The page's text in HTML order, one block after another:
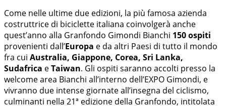
Come nelle ultime due edizioni, la più famosa azienda
costruttrice di biciclette italiana coinvolgerà anche
quest’anno alla Granfondo Gimondi Bianchi 150 ospiti
provenienti dall’Europa e da altri Paesi di tutto il mondo
fra cui Australia, Giappone, Corea, Sri Lanka,
Sudafrica eTaiwan. Gli ospiti saranno accolti presso la
welcome area Bianchi all’interno dell’EXPO Gimondi, e
vivranno due intense giornate all’insegna del ciclismo,
culminanti nella 21ª edizione della Granfondo, intitolata